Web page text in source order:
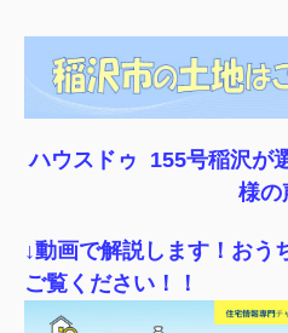
ハウスドゥ 155号稲沢が
様の
↓動画で解説します！おう
ご覧ください！！